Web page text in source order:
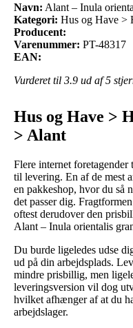
Navn: Alant – Inula
Kategori: Hus og Have >
Producent:
Varenummer: PT-48317
EAN:
Vurderet til 3.9 ud af 5
Hus og Have >
> Alant
Flere internet
til levering. En af de mest
en pakkeshop, hvor du så
det passer dig.
oftest derudover den
Alant – Inula orientalis
Du burde ligeledes udse
ud på din arbejdsplads.
mindre prisbillig, men
leveringsversion vil dog
hvilket afhænger af at du
arbejdslager.